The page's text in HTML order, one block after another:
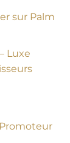
sur Palm
Luxe